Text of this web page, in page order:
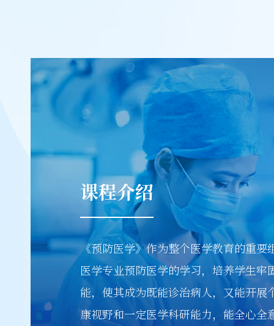
课程介绍
《预防医学》作为整个医学教育的重
医学专业预防医学的学习，培养学生
能，使其成为既能诊治病人，又能开
康视野和一定医学科研能力，能全心